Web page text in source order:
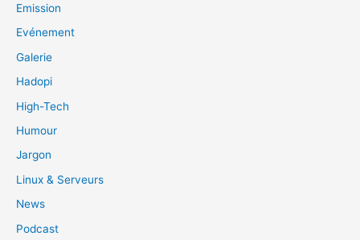
Emission
Evénement
Galerie
Hadopi
High-Tech
Humour
Jargon
Linux & Serveurs
News
Podcast